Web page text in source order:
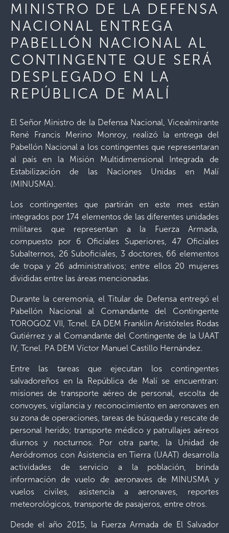
MINISTRO DE LA DEFENSA
NACIONAL ENTREGA
PABELLÓN NACIONAL AL
CONTINGENTE QUE SERÁ
DESPLEGADO EN LA
REPÚBLICA DE MALÍ
El Señor Ministro de la Defensa Nacional, Vicealmirante
René Francis Merino Monroy, realizó la entrega del
Pabellón Nacional a los contingentes que representaran
al país en la Misión Multidimensional Integrada de
Estabilización de las Naciones Unidas en Malí
(MINUSMA).
Los contingentes que partirán en este mes están
integrados por 174 elementos de las diferentes unidades
militares que representan a la Fuerza Armada,
compuesto por 6 Oficiales Superiores, 47 Oficiales
Subalternos, 26 Suboficiales, 3 doctores, 66 elementos
de tropa y 26 administrativos; entre ellos 20 mujeres
divididas entre las áreas mencionadas.
Durante la ceremonia, el Titular de Defensa entregó el
Pabellón Nacional al Comandante del Contingente
TOROGOZ VII, Tcnel. EA DEM Franklin Aristóteles Rodas
Gutiérrez y al Comandante del Contingente de la UAAT
IV, Tcnel. PA DEM Víctor Manuel Castillo Hernández.
Entre las tareas que ejecutan los contingentes
salvadoreños en la República de Malí se encuentran:
misiones de transporte aéreo de personal, escolta de
convoyes, vigilancia y reconocimiento en aeronaves en
su zona de operaciones, tareas de búsqueda y rescate de
personal herido; transporte médico y patrullajes aéreos
diurnos y nocturnos. Por otra parte, la Unidad de
Aeródromos con Asistencia en Tierra (UAAT) desarrolla
actividades de servicio a la población, brinda
información de vuelo de aeronaves de MINUSMA y
vuelos civiles, asistencia a aeronaves, reportes
meteorológicos, transporte de pasajeros, entre otros.
Desde el año 2015, la Fuerza Armada de El Salvador